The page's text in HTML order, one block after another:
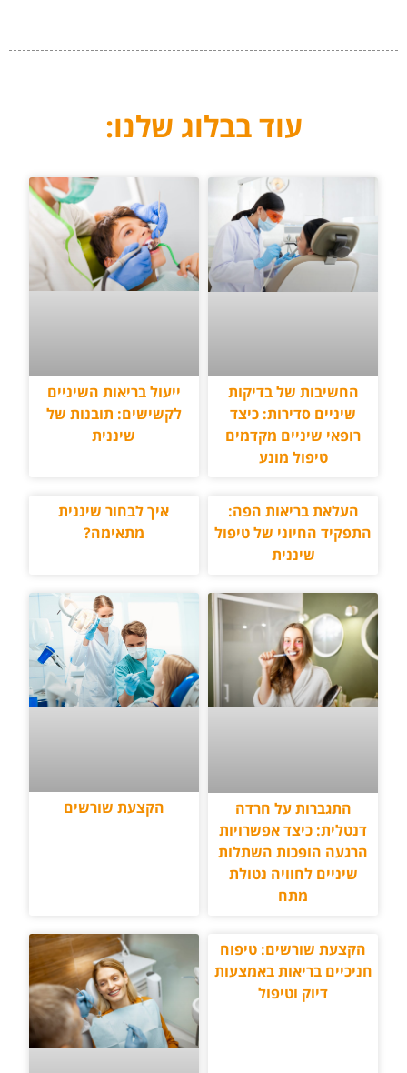
עוד בבלוג שלנו:
החשיבות של בדיקות
שיניים סדירות: כיצד
רופאי שיניים מקדמים
טיפול מונע
ייעול בריאות השיניים
לקשישים: תובנות של
שיננית
העלאת בריאות הפה:
התפקיד החיוני של טיפול
שיננית
איך לבחור שיננית
מתאימה?
התגברות על חרדה
דנטלית: כיצד אפשרויות
הרגעה הופכות השתלות
שיניים לחוויה נטולת
מתח
הקצעת שורשים
הקצעת שורשים: טיפוח
חניכיים בריאות באמצעות
דיוק וטיפול